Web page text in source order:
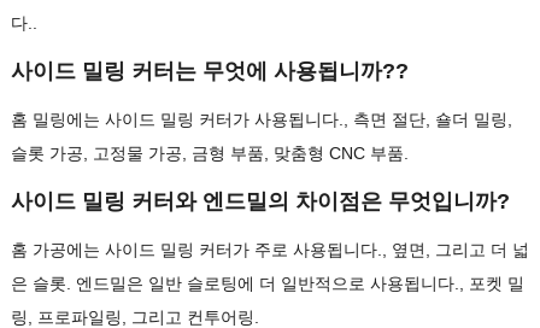
다..
사이드 밀링 커터는 무엇에 사용됩니까??
홈 밀링에는 사이드 밀링 커터가 사용됩니다., 측면 절단, 숄더 밀링,
슬롯 가공, 고정물 가공, 금형 부품, 맞춤형 CNC 부품.
사이드 밀링 커터와 엔드밀의 차이점은 무엇입니까?
홈 가공에는 사이드 밀링 커터가 주로 사용됩니다., 옆면, 그리고 더 넓
은 슬롯. 엔드밀은 일반 슬로팅에 더 일반적으로 사용됩니다., 포켓 밀
링, 프로파일링, 그리고 컨투어링.